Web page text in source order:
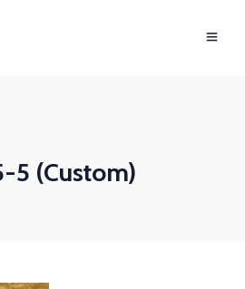
5 (Custom)